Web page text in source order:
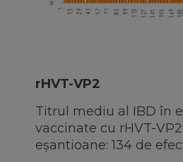
rHVT-VP2
Titrul mediu al IBD în
vaccinate cu rHVT-
eșantioane: 134 de